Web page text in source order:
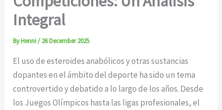
Integral
ByHenni/ 26 December 2025
El uso de esteroides anabólicos y otras sustancias
dopantes en el ámbito del deporte ha sido un tema
controvertido y debatido a lo largo de los años. Desde
los Juegos Olímpicos hasta las ligas profesionales, el